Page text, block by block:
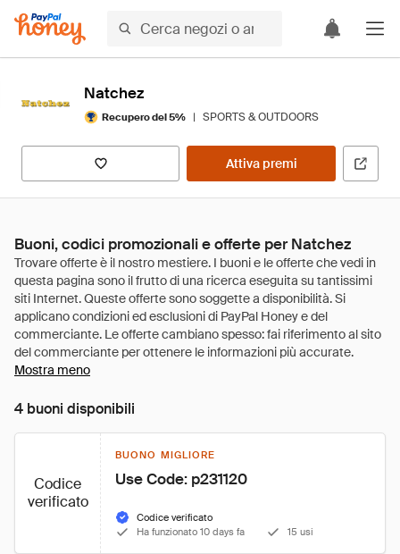
Natchez
Recupero del 5% | SPORTS & OUTDOORS
Attiva premi
Buoni, codici promozionali e offerte per Natchez
Mostra meno
4 buoni disponibili
Codice
verificato
BUONO MIGLIORE
Use Code: p231120
Codice verificato
Ha funzionato 10 days fa
15 usi